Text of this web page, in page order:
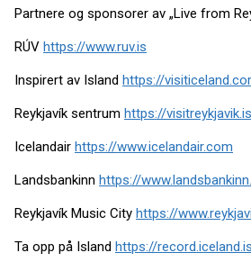
Partnere og sponsorer av „Live from
RÚV https://www.ruv.is
Inspirert av Island https://
Reykjavík sentrum https://visitreykjavik.is
Icelandair https://www.icelandair.com
Landsbankinn https://
Reykjavík Music City https://
Ta opp på Island https://record.iceland.is